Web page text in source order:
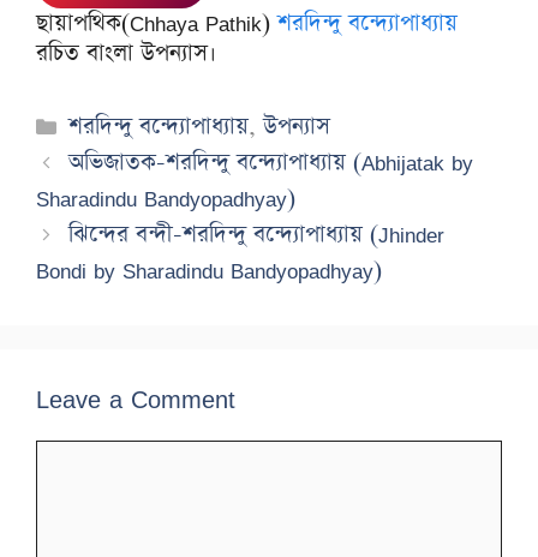
ছায়াপথিক(Chhaya Pathik)শরদিন্দু বন্দ্যোপাধ্যায়
রচিত বাংলা উপন্যাস।
Categories
শরদিন্দু বন্দ্যোপাধ্যায়,উপন্যাস
অভিজাতক-শরদিন্দু বন্দ্যোপাধ্যায় (Abhijatak by
Sharadindu Bandyopadhyay)
ঝিন্দের বন্দী-শরদিন্দু বন্দ্যোপাধ্যায় (Jhinder
Bondi by Sharadindu Bandyopadhyay)
Leave a Comment